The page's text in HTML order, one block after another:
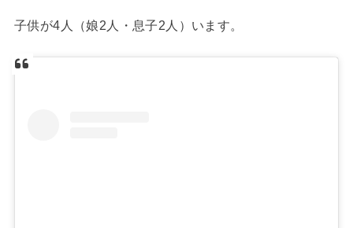
子供が4人（娘2人・息子2人）います。